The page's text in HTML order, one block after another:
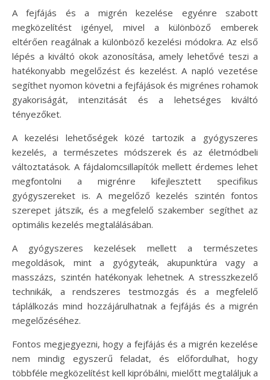
A fejfájás és a migrén kezelése egyénre szabott
megközelítést igényel, mivel a különböző emberek
eltérően reagálnak a különböző kezelési módokra. Az első
lépés a kiváltó okok azonosítása, amely lehetővé teszi a
hatékonyabb megelőzést és kezelést. A napló vezetése
segíthet nyomon követni a fejfájások és migrénes rohamok
gyakoriságát, intenzitását és a lehetséges kiváltó
tényezőket.
A kezelési lehetőségek közé tartozik a gyógyszeres
kezelés, a természetes módszerek és az életmódbeli
változtatások. A fájdalomcsillapítók mellett érdemes lehet
megfontolni a migrénre kifejlesztett specifikus
gyógyszereket is. A megelőző kezelés szintén fontos
szerepet játszik, és a megfelelő szakember segíthet az
optimális kezelés megtalálásában.
A gyógyszeres kezelések mellett a természetes
megoldások, mint a gyógyteák, akupunktúra vagy a
masszázs, szintén hatékonyak lehetnek. A stresszkezelő
technikák, a rendszeres testmozgás és a megfelelő
táplálkozás mind hozzájárulhatnak a fejfájás és a migrén
megelőzéséhez.
Fontos megjegyezni, hogy a fejfájás és a migrén kezelése
nem mindig egyszerű feladat, és előfordulhat, hogy
többféle megközelítést kell kipróbálni, mielőtt megtaláljuk a